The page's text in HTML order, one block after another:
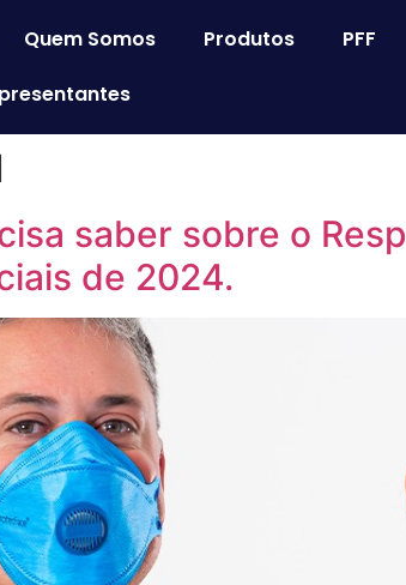
Quem Somos Produtos PFF
saber sobre o
de 2024.